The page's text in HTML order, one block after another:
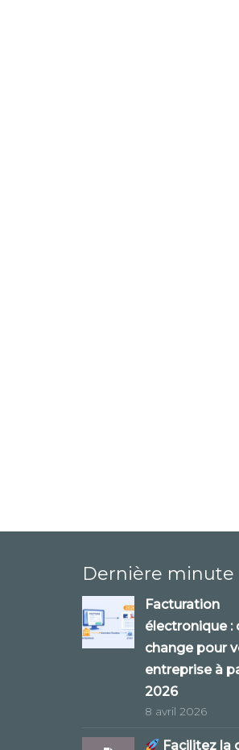
Dernière minute
Facturation
électronique :
change pour
entreprise à
2026
8 avril 2026
Facilitez la